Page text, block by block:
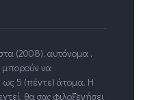
(2008), αυτόνομα ,
μπορούν να
ως 5 (πέντε) άτομα. Η
θα σας φιλοξενήσει